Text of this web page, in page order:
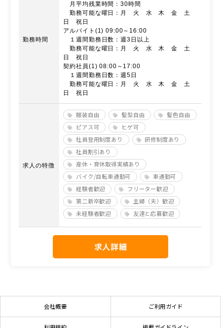
勤務時間
月平均残業時間：30時間
勤務可能な曜日：月 火 水 木 金 土
日 祝日
アルバイト(1) 09:00～16:00
１週間勤務日数：週3日以上
勤務可能な曜日：月 火 水 木 金 土
日 祝日
契約社員(1) 08:00～17:00
１週間勤務日数：週5日
勤務可能な曜日：月 火 水 木 金 土
日 祝日
求人の特徴
服装自由 髪型自由
髪色自由
ピアス可
ヒゲ可
社員登用制度あり
研修制度あり
社員割引あり
産休・育休取得実績あり
バイク/自転車通勤可
車通勤可
経験者歓迎
フリーター歓迎
第二新卒歓迎
主婦（夫）歓迎
未経験者歓迎
友達と応募歓迎
求人詳細
会社概要 ご利用ガイド